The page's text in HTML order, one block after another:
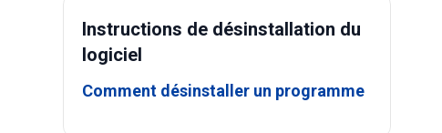
Instructions de désinstallation du
logiciel
Comment désinstaller un programme